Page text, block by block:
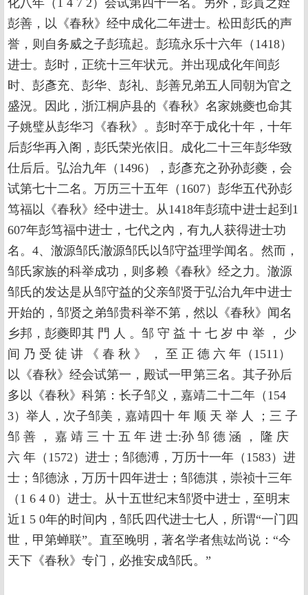
化八年（1 4 7 2）会试第四十一名。另外，彭貫之姪
彭善，以《春秋》经中成化二年进士。松田彭氏的声
誉，则自务威之子彭琉起。彭琉永乐十六年（1418）
进士。彭时，正统十三年状元。并出现成化年间彭
时、彭彥充、彭华、彭礼、彭善兄弟五人同朝为官之
盛況。因此，浙江桐庐县的《春秋》名家姚夔也命其
子姚璧从彭华习《春秋》。彭时卒于成化十年，十年
后彭华再入阁，彭氏荣光依旧。成化二十三年彭华致
仕后后。弘治九年（1496），彭彥充之孙孙彭夔，会
试第七十二名。万历三十五年（1607）彭华五代孙彭
笃福以《春秋》经中进士。从1418年彭琉中进士起到1
607年彭笃福中进士，七代之內，有九人获得进士功
名。4、澈源邹氏澈源邹氏以邹守益理学闻名。然而，
邹氏家族的科举成功，则多赖《春秋》经之力。澈源
邹氏的发达是从邹守益的父亲邹贤于弘治九年中进士
开始的，邹贤之弟邹贵科举不第，然以《春秋》闻名
乡邦，彭夔即其 門 人 。邹 守 益 十 七 岁 中 举 ， 少
间 乃 受 徒 讲 《 春 秋 》 ， 至 正 德 六 年（1511）
以《春秋》经会试第一，殿试一甲第三名。其子孙后
多以《春秋》科第：长子邹义，嘉靖二十二年（154
3）举人，次子邹美，嘉靖四十 年 顺 天 举 人 ；三 子
邹 善 ， 嘉 靖 三 十 五 年 进 士:孙 邹 德 涵 ， 隆 庆
六 年（1572）进士；邹德溥，万历十一年（1583）进
士；邹德泳，万历十四年进士；邹德淇，崇祯十三年
（1 6 4 0）进士。从十五世纪末邹贤中进士，至明末
近1 5 0年的时间内，邹氏四代进士七人，所谓“一门四
世，甲第蝉联”。直至晚明，著名学者焦竑尚说：“今
天下《春秋》专门，必推安成邹氏。”